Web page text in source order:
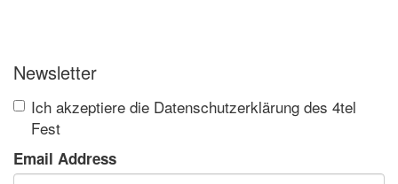
Newsletter
Ich akzeptiere die Datenschutzerklärung des 4tel
Fest
Email Address